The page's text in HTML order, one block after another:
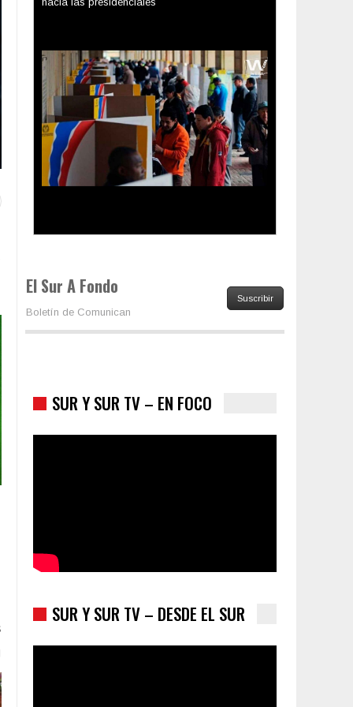
Los latinos le van dando la espalda a Trump
El Sur A Fondo
Boletín de Comunican
Suscribir
SUR Y SUR TV – EN FOCO
SUR Y SUR TV – DESDE EL SUR